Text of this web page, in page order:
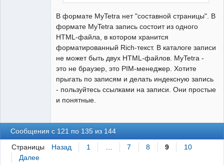
В формате MyTetra нет "составной страницы". В
формате MyTetra запись состоит из одного
HTML-файла, в котором хранится
форматированный Rich-текст. В каталоге записи
не может быть двух HTML-файлов. MyTetra -
это не браузер, это PIM-менеджер. Хотите
прыгать по записям и делать индексную запись
- пользуйтесь ссылками на записи. Они простые
и понятные.
Сообщения с 121 по 135 из 144
Страницы Назад 1 7 8 9
10
Далее